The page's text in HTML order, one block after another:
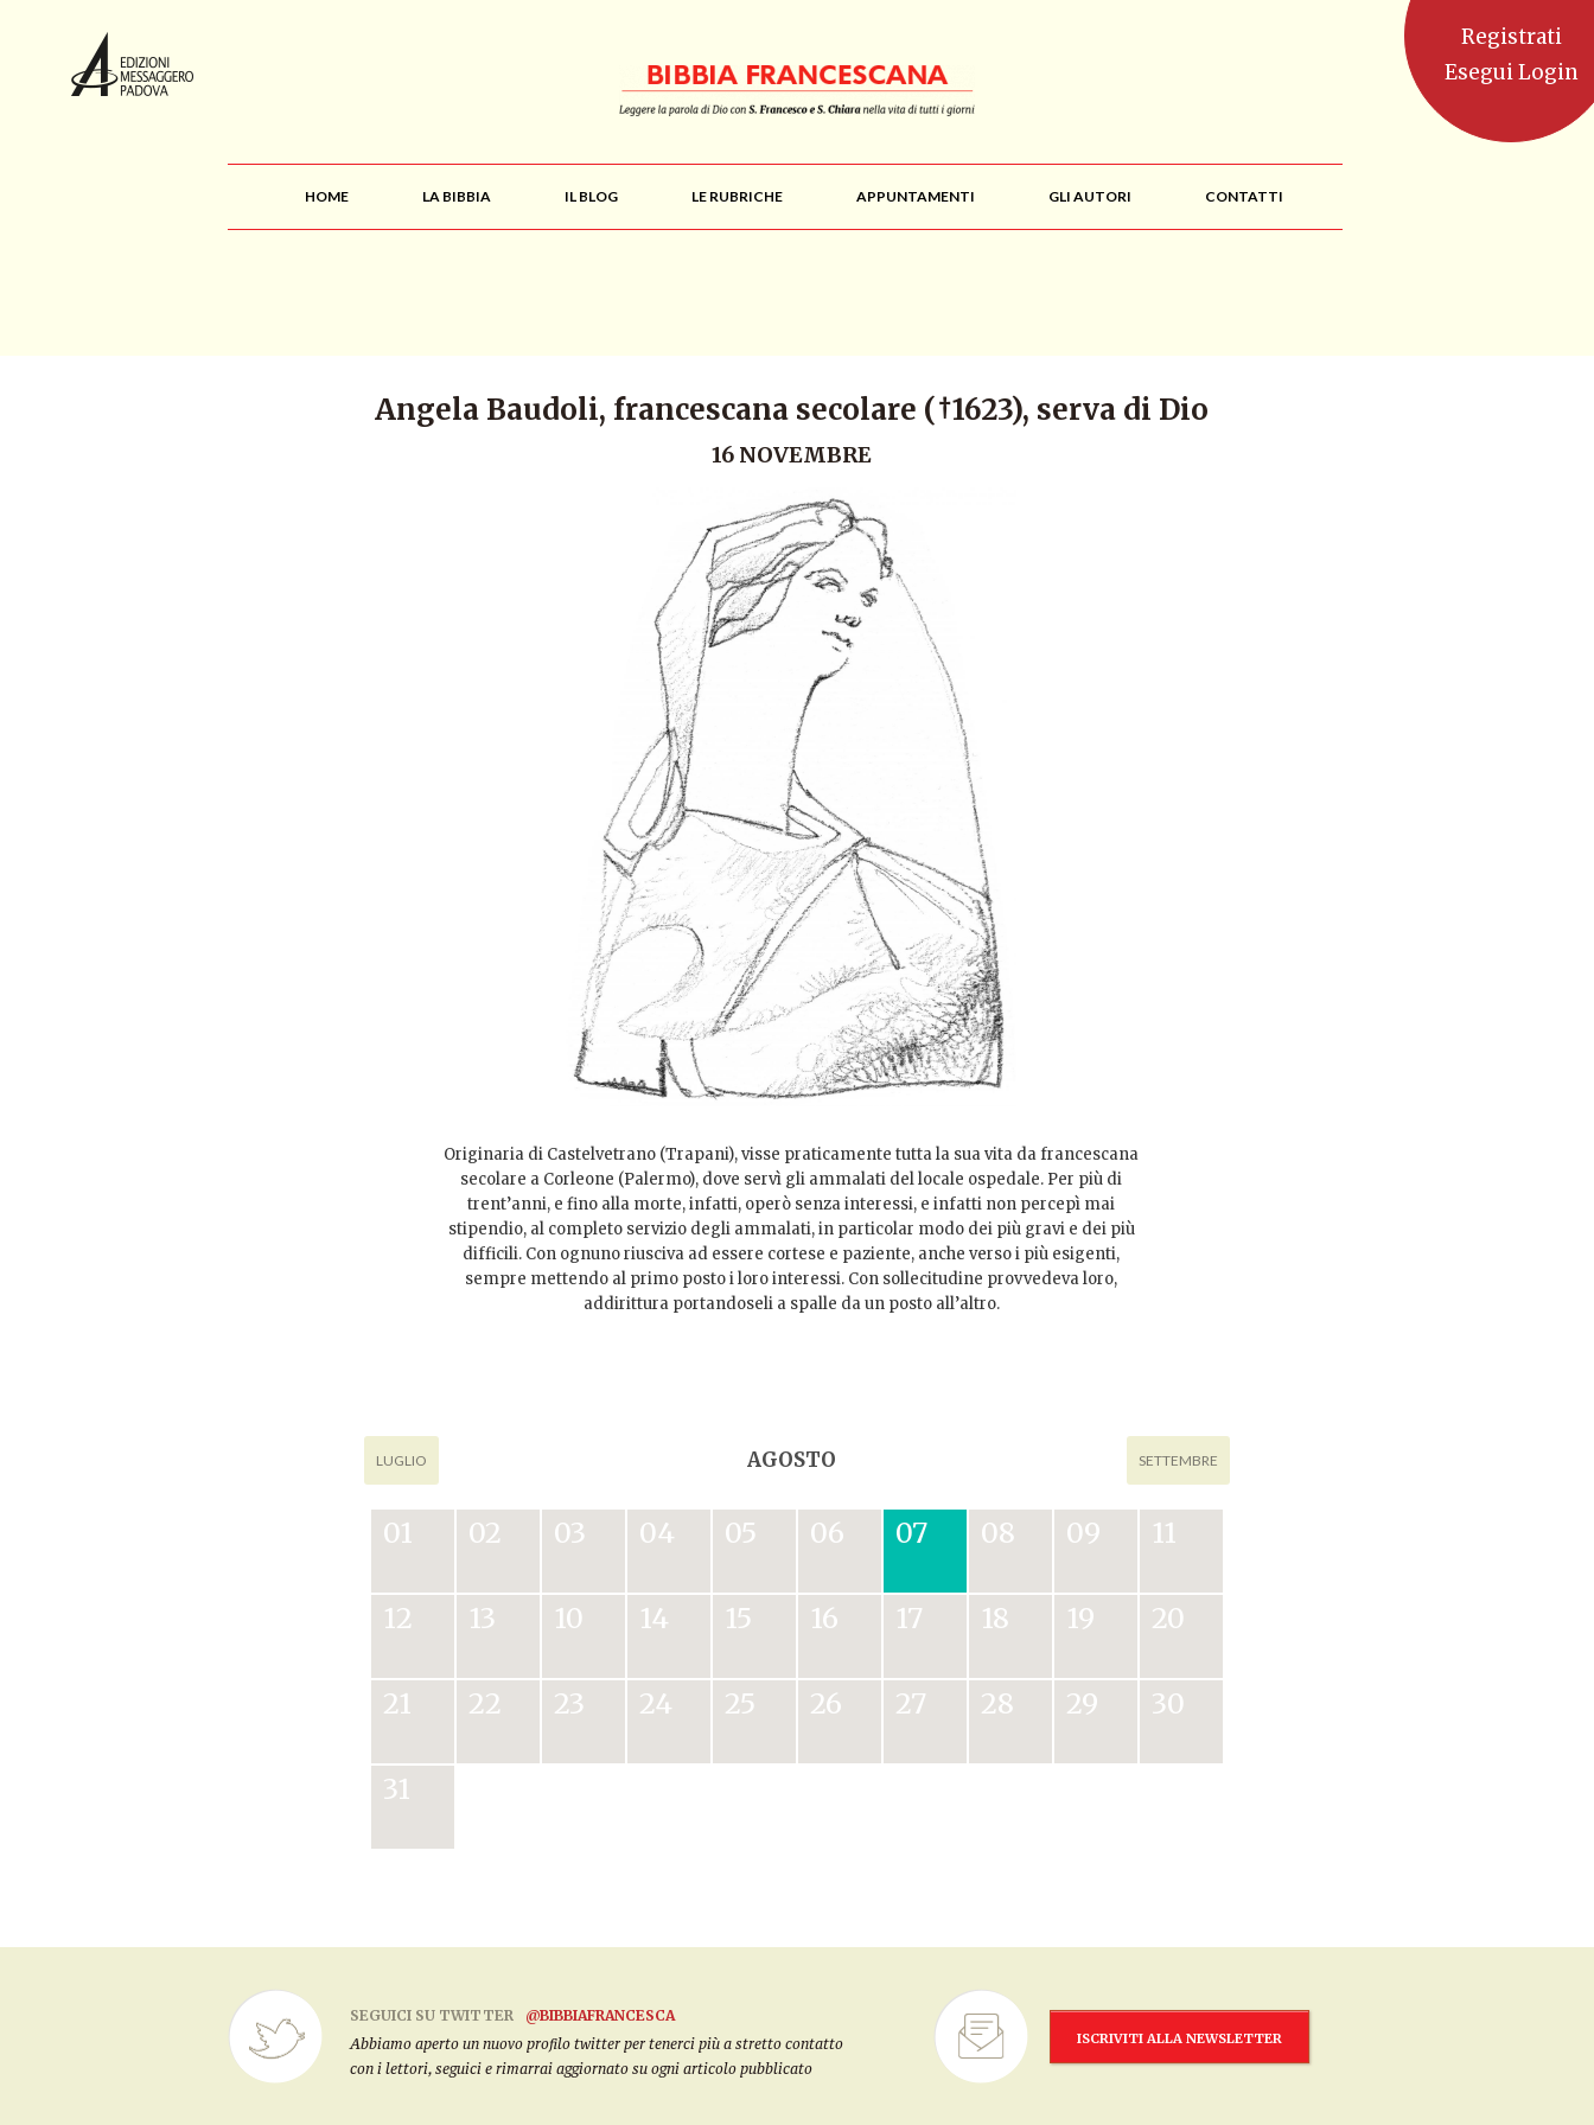
HOME LA BIBBIA IL BLOG LE RUBRICHE APPUNTAMENTI GLI AUTORI CONTATTI
Angela Baudoli, francescana secolare (†1623), serva di Dio
16 NOVEMBRE
Originaria di Castelvetrano (Trapani), visse praticamente tutta la sua vita da francescana
secolare a Corleone (Palermo), dove servì gli ammalati del locale ospedale. Per più di
trent’anni, e fino alla morte, infatti, operò senza interessi, e infatti non percepì mai
stipendio, al completo servizio degli ammalati, in particolar modo dei più gravi e dei più
difficili. Con ognuno riusciva ad essere cortese e paziente, anche verso i più esigenti,
sempre mettendo al primo posto i loro interessi. Con sollecitudine provvedeva loro,
addirittura portandoseli a spalle da un posto all’altro.
AGOSTO
LUGLIO SETTEMBRE
01 02 03 04 05 06 07 08 09 11
12 13 10 14 15 16 17 18 19 20
21 22 23 24 25 26 27 28 29 30
31
SEGUICI SU TWITTER
@BIBBIAFRANCESCA
Abbiamo aperto un nuovo profilo twitter per tenerci più a stretto contatto
con i lettori, seguici e rimarrai aggiornato su ogni articolo pubblicato
ISCRIVITI ALLA NEWSLETTER
Registrati
Esegui Login